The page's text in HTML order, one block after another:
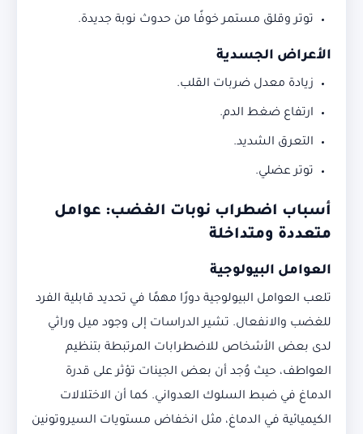
توتر وقلق مستمر خوفًا من حدوث نوبة جديدة.
الأعراض الجسدية
زيادة معدل ضربات القلب.
ارتفاع ضغط الدم.
التعرق الشديد.
توتر عضلي.
أسباب اضطراب نوبات الغضب: عوامل
متعددة ومتداخلة
العوامل البيولوجية
تلعب العوامل البيولوجية دورًا مهمًا في تحديد قابلية الفرد
للغضب والانفعال. تشير الدراسات إلى وجود ميل وراثي
لدى بعض الأشخاص للاضطرابات المرتبطة بتنظيم
العواطف، حيث وُجد أن بعض الجينات تؤثر على قدرة
الدماغ في ضبط السلوك العدواني. كما أن الاختلالات
الكيميائية في الدماغ، مثل انخفاض مستويات السيروتونين